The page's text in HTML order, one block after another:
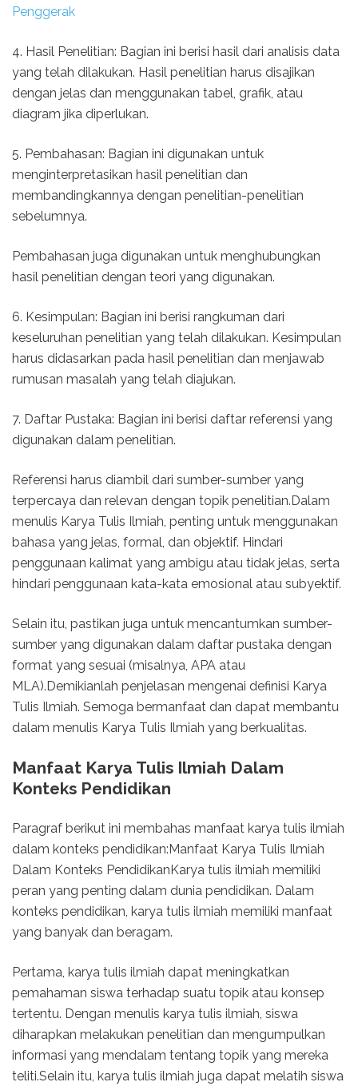
Penggerak
4. Hasil Penelitian: Bagian ini berisi hasil dari analisis data
yang telah dilakukan. Hasil penelitian harus disajikan
dengan jelas dan menggunakan tabel, grafik, atau
diagram jika diperlukan.
5. Pembahasan: Bagian ini digunakan untuk
menginterpretasikan hasil penelitian dan
membandingkannya dengan penelitian-penelitian
sebelumnya.
Pembahasan juga digunakan untuk menghubungkan
hasil penelitian dengan teori yang digunakan.
6. Kesimpulan: Bagian ini berisi rangkuman dari
keseluruhan penelitian yang telah dilakukan. Kesimpulan
harus didasarkan pada hasil penelitian dan menjawab
rumusan masalah yang telah diajukan.
7. Daftar Pustaka: Bagian ini berisi daftar referensi yang
digunakan dalam penelitian.
Referensi harus diambil dari sumber-sumber yang
terpercaya dan relevan dengan topik penelitian.Dalam
menulis Karya Tulis Ilmiah, penting untuk menggunakan
bahasa yang jelas, formal, dan objektif. Hindari
penggunaan kalimat yang ambigu atau tidak jelas, serta
hindari penggunaan kata-kata emosional atau subyektif.
Selain itu, pastikan juga untuk mencantumkan sumber-
sumber yang digunakan dalam daftar pustaka dengan
format yang sesuai (misalnya, APA atau
MLA).Demikianlah penjelasan mengenai definisi Karya
Tulis Ilmiah. Semoga bermanfaat dan dapat membantu
dalam menulis Karya Tulis Ilmiah yang berkualitas.
Manfaat Karya Tulis Ilmiah Dalam
Konteks Pendidikan
Paragraf berikut ini membahas manfaat karya tulis ilmiah
dalam konteks pendidikan:Manfaat Karya Tulis Ilmiah
Dalam Konteks PendidikanKarya tulis ilmiah memiliki
peran yang penting dalam dunia pendidikan. Dalam
konteks pendidikan, karya tulis ilmiah memiliki manfaat
yang banyak dan beragam.
Pertama, karya tulis ilmiah dapat meningkatkan
pemahaman siswa terhadap suatu topik atau konsep
tertentu. Dengan menulis karya tulis ilmiah, siswa
diharapkan melakukan penelitian dan mengumpulkan
informasi yang mendalam tentang topik yang mereka
teliti.Selain itu, karya tulis ilmiah juga dapat melatih siswa